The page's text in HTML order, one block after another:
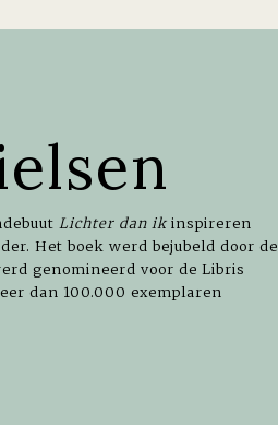
Lichter dan ik inspireren
Het boek werd bejubeld door de
genomineerd voor de Libris
dan 100.000 exemplaren